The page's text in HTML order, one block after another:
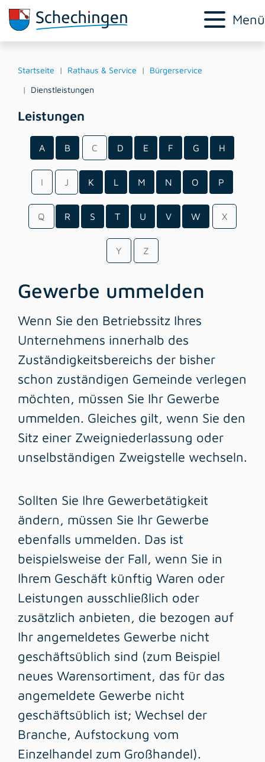
Menü
Startseite Rathaus & Service
Bürgerservice
Dienstleistungen
Leistungen
A B C D E F G H
I J K L M N O P
Q R S T U V W X
Y Z
Gewerbe ummelden
Wenn Sie den Betriebssitz Ihres
Unternehmens innerhalb des
Zuständigkeitsbereichs der bisher
schon zuständigen Gemeinde verlegen
möchten, müssen Sie Ihr Gewerbe
ummelden. Gleiches gilt, wenn Sie den
Sitz einer Zweigniederlassung oder
unselbständigen Zweigstelle wechseln.
Sollten Sie Ihre Gewerbetätigkeit
ändern, müssen Sie Ihr Gewerbe
ebenfalls ummelden. Das ist
beispielsweise der Fall, wenn Sie in
Ihrem Geschäft künftig Waren oder
Leistungen ausschließlich oder
zusätzlich anbieten, die bezogen auf
Ihr angemeldetes Gewerbe nicht
geschäftsüblich sind (zum Beispiel
neues Warensortiment, das für das
angemeldete Gewerbe nicht
geschäftsüblich ist; Wechsel der
Branche, Aufstockung vom
Einzelhandel zum Großhandel).